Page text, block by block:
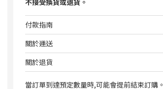
不接受換貨或退貨。
付款指南
關於運送
關於退貨
當訂單到達預定數量時,可能會提前結束訂購。